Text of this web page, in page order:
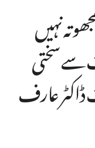
نہیں
سے سختی
عارف